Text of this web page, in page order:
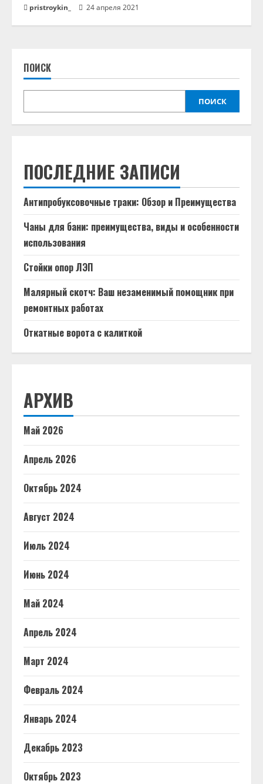
pristroykin_ 24 апреля 2021
ПОИСК
ПОИСК
ПОСЛЕДНИЕ ЗАПИСИ
Антипробуксовочные траки: Обзор и Преимущества
Чаны для бани: преимущества, виды и особенности
использования
Стойки опор ЛЭП
Малярный скотч: Ваш незаменимый помощник при
ремонтных работах
Откатные ворота с калиткой
АРХИВ
Май 2026
Апрель 2026
Октябрь 2024
Август 2024
Июль 2024
Июнь 2024
Май 2024
Апрель 2024
Март 2024
Февраль 2024
Январь 2024
Декабрь 2023
Октябрь 2023